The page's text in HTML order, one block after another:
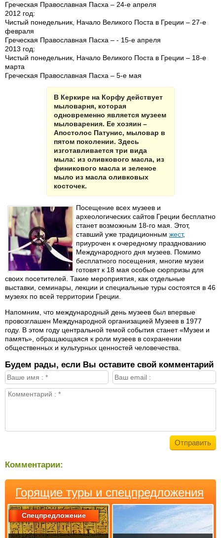
Греческая Православная Пасха – 24-е апреля
2012 год:
Чистый понедельник, Начало Великого Поста в Греции – 27-е
февраля
Греческая Православная Пасха – - 15-е апреля
2013 год:
Чистый понедельник, Начало Великого Поста в Греции – 18-е
марта
Греческая Православная Пасха – 5-е мая
В Керкире на Корфу действует
мыловарня, которая
одновременно является музеем
мыловарения. Ее хозяин –
Апостолос Патунис, мыловар в
пятом поколении. Здесь
изготавливается три вида
мыла: из оливкового масла, из
финикового масла и зеленое
мыло из масла оливковых
косточек.
Посещение всех музеев и
археологических сайтов Греции бесплатно
станет возможным 18-го мая. Этот,
ставший уже традиционным жест,
приурочен к очередному празднованию
Международного дня музеев. Помимо
бесплатного посещения, многие музеи
готовят к 18 мая особые сюрпризы для
своих посетителей. Такие мероприятия, как отдельные
выставки, семинары, лекции и специальные туры состоятся в 46
музеях по всей территории Греции.
Напомним, что международный день музеев был впервые
провозглашен Международной организацией Музеев в 1977
году. В этом году центральной темой события станет «Музеи и
память», обращающаяся к роли музеев в сохранении
общественных и культурных ценностей человечества.
Будем рады, если Вы оставите свой комментарий
Комментарии:
Горящие туры и спецпредложения
Спецпредложение